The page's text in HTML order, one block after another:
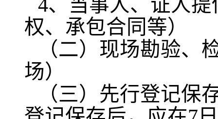
4、当事人、证人
权、承包合同等）
（二）现场勘验、
场）
（三）先行登记保